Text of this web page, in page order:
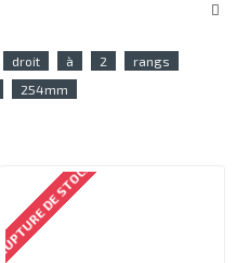
droit à 2
rangs
254mm
RUPTURE DE STOCK